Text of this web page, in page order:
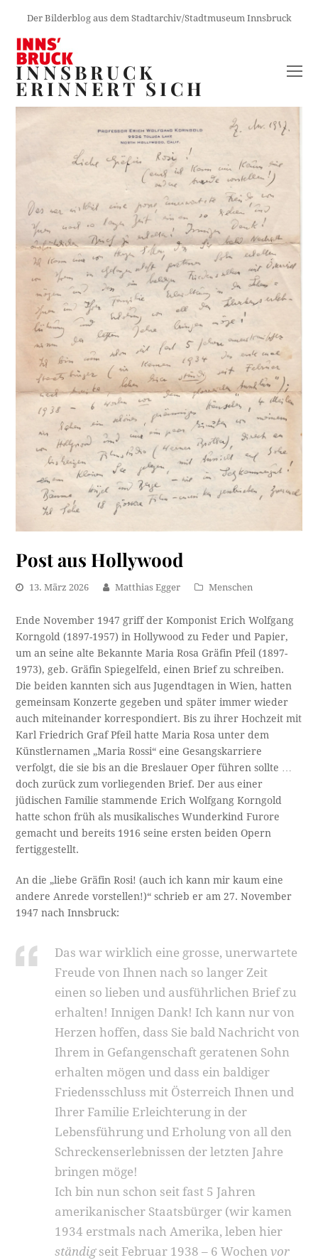
Der Bilderblog aus dem Stadtarchiv/Stadtmuseum Innsbruck
INNSBRUCK
ERINNERT SICH
Post aus Hollywood
13. März 2026 Matthias Egger Menschen
Ende November 1947 griff der Komponist Erich Wolfgang
Korngold (1897-1957) in Hollywood zu Feder und Papier,
um an seine alte Bekannte Maria Rosa Gräfin Pfeil (1897-
1973), geb. Gräfin Spiegelfeld, einen Brief zu schreiben.
Die beiden kannten sich aus Jugendtagen in Wien, hatten
gemeinsam Konzerte gegeben und später immer wieder
auch miteinander korrespondiert. Bis zu ihrer Hochzeit mit
Karl Friedrich Graf Pfeil hatte Maria Rosa unter dem
Künstlernamen „Maria Rossi“ eine Gesangskarriere
verfolgt, die sie bis an die Breslauer Oper führen sollte …
doch zurück zum vorliegenden Brief. Der aus einer
jüdischen Familie stammende Erich Wolfgang Korngold
hatte schon früh als musikalisches Wunderkind Furore
gemacht und bereits 1916 seine ersten beiden Opern
fertiggestellt.
An die „liebe Gräfin Rosi! (auch ich kann mir kaum eine
andere Anrede vorstellen!)“ schrieb er am 27. November
1947 nach Innsbruck:
Das war wirklich eine grosse, unerwartete
Freude von Ihnen nach so langer Zeit
einen so lieben und ausführlichen Brief zu
erhalten! Innigen Dank! Ich kann nur von
Herzen hoffen, dass Sie bald Nachricht von
Ihrem in Gefangenschaft geratenen Sohn
erhalten mögen und dass ein baldiger
Friedensschluss mit Österreich Ihnen und
Ihrer Familie Erleichterung in der
Lebensführung und Erholung von all den
Schreckenserlebnissen der letzten Jahre
bringen möge!
Ich bin nun schon seit fast 5 Jahren
amerikanischer Staatsbürger (wir kamen
1934 erstmals nach Amerika, leben hier
ständigseit Februar 1938 – 6 Wochenvor